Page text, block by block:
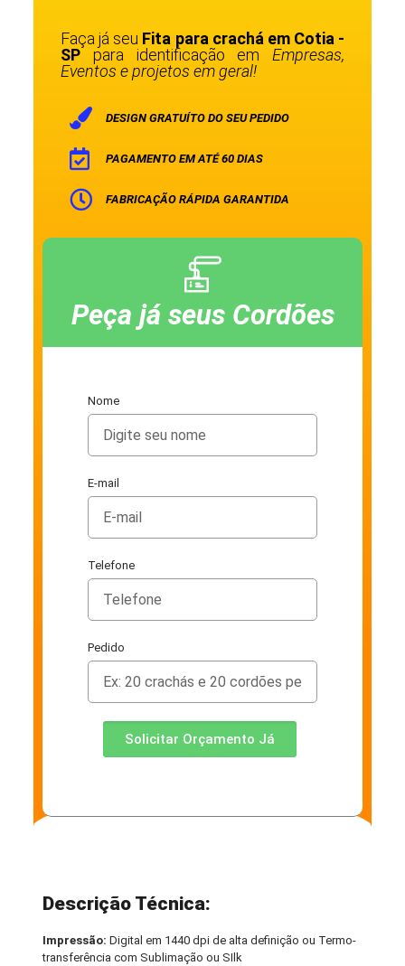
Faça já seu Fita para crachá em Cotia -
SP para identificação em Empresas,
Eventos e projetos em geral!
DESIGN GRATUÍTO DO SEU PEDIDO
PAGAMENTO EM ATÉ 60 DIAS
FABRICAÇÃO RÁPIDA GARANTIDA
Peça já seus Cordões
Nome
E-mail
Telefone
Pedido
Solicitar Orçamento Já
Descrição Técnica:
Impressão: Digital em 1440 dpi de alta definição ou Termo-
transferência com Sublimação ou SIlk